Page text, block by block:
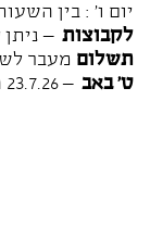
יום ו' : בין השעות 10:00 –
לקבוצות –
תשלום מעבר
ט' באב– 23.7.26 המוזיאון סגור